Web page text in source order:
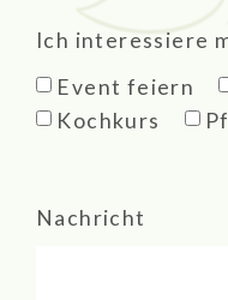
Ich interessiere
Event feiern
Kochkurs
Nachricht